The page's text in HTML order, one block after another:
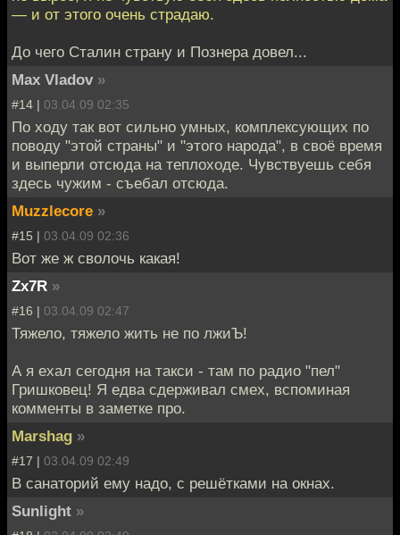
— и от этого очень страдаю.
До чего Сталин страну и Познера довел...
Max Vladov »
#14 | 03.04.09 02:35
По ходу так вот сильно умных, комплексующих по
поводу "этой страны" и "этого народа", в своё время
и выперли отсюда на теплоходе. Чувствуешь себя
здесь чужим - съебал отсюда.
Muzzlecore »
#15 | 03.04.09 02:36
Вот же ж сволочь какая!
Zx7R »
#16 | 03.04.09 02:47
Тяжело, тяжело жить не по лжиЪ!
А я ехал сегодня на такси - там по радио "пел"
Гришковец! Я едва сдерживал смех, вспоминая
комменты в заметке про.
Marshag »
#17 | 03.04.09 02:49
В санаторий ему надо, с решётками на окнах.
Sunlight »